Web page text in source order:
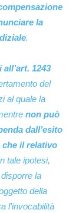
la
.
1243
del
al quale la
non può
dall’esito
il relativo
tale ipotesi,
la
della
l’invocabilità